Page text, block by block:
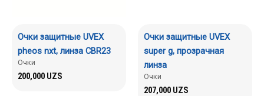
Очки защитные UVEX
pheos nxt, линза CBR23
Очки
200,000 UZS
Очки защитные UVEX
super g, прозрачная
линза
Очки
207,000 UZS